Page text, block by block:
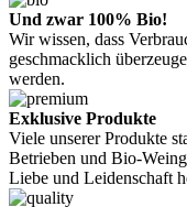
Und zwar 100% Bio!
Wir wissen, dass
geschmacklich
werden.
Exklusive Produkte
Viele unserer Produkte
Betrieben und Bio-
Liebe und Leidenschaft